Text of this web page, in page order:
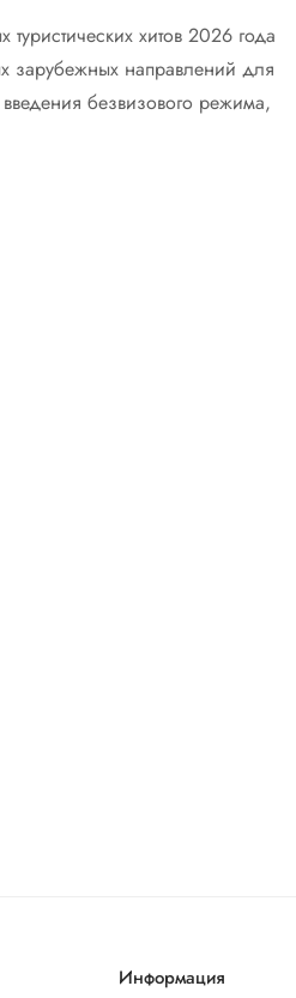
хитов 2026 года
зарубежных направлений для
безвизового режима,
Информация